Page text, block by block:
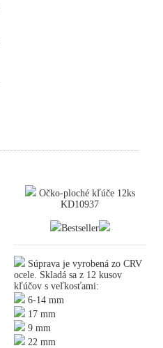
Očko-ploché kľúče 12ks
KD10937
Bestseller
Súprava je vyrobená zo CRV
ocele. Skladá sa z 12 kusov
kľúčov s veľkosťami:
6-14 mm
17 mm
9 mm
22 mm